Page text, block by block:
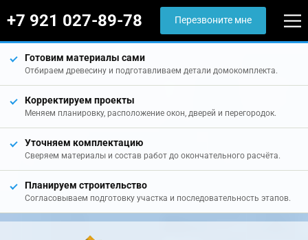
+7 921 027-89-78 Перезвоните мне
Готовим материалы сами
Отбираем древесину и подготавливаем детали домокомплекта.
Корректируем проекты
Меняем планировку, расположение окон, дверей и перегородок.
Уточняем комплектацию
Сверяем материалы и состав работ до окончательного расчёта.
Планируем строительство
Согласовываем подготовку участка и последовательность этапов.